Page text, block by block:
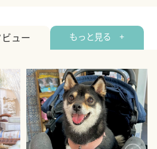
ュー もっと見る +